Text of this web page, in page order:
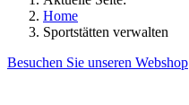
Home
Sportstätten verwalten
Besuchen Sie unseren Webshop